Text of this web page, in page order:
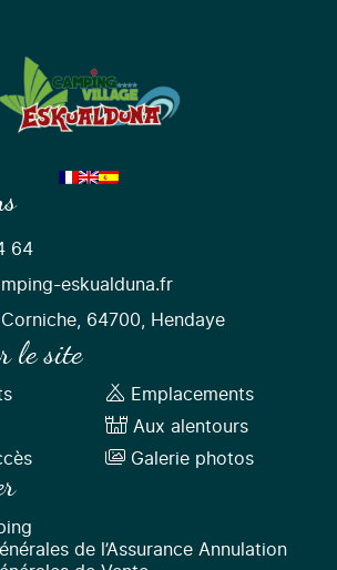
64
eskualduna.fr
64700, Hendaye
le site
Emplacements
Aux alentours
Galerie photos
de l’Assurance Annulation